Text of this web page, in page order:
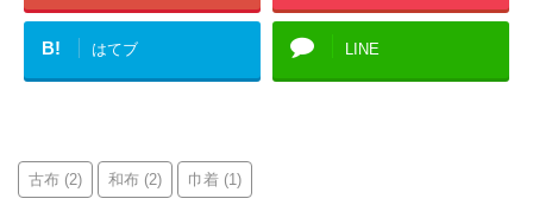
B! はてブ LINE
古布 (2) 和布 (2) 巾着 (1)